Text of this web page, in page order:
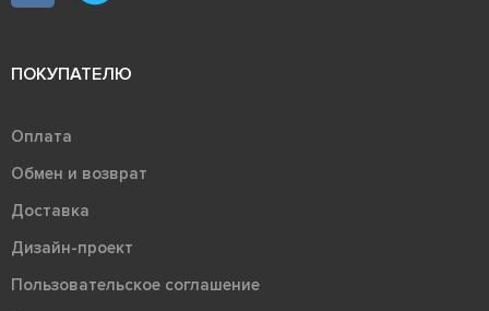
ПОКУПАТЕЛЮ
Оплата
Обмен и возврат
Доставка
Дизайн-проект
Пользовательское соглашение